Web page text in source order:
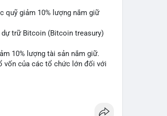
quỹ giảm 10% lượng nắm giữ
dự trữ Bitcoin (Bitcoin treasury)
10% lượng tài sản nắm giữ.
vốn của các tổ chức lớn đối với